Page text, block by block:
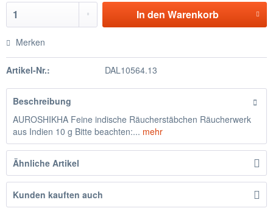
In den Warenkorb
Merken
Artikel-Nr.: DAL10564.13
Beschreibung
AUROSHIKHA Feine indische Räucherstäbchen Räucherwerk
aus Indien 10 g Bitte beachten:... mehr
Ähnliche Artikel
Kunden kauften auch